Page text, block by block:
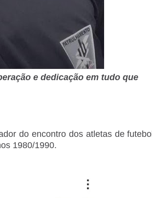
e dedicação em tudo que
do encontro dos atletas de futebol
1980/1990.